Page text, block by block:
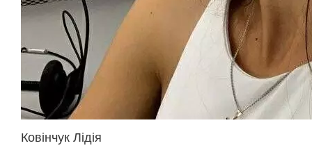
Ковінчук Лідія